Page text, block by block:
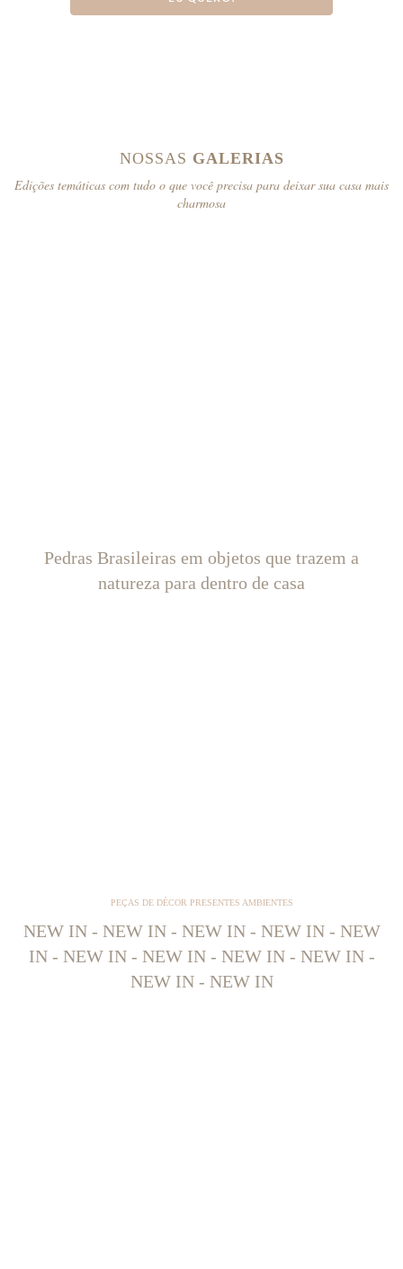
NOSSAS GALERIAS
Edições temáticas com tudo o que você precisa para deixar sua casa mais
charmosa
Pedras Brasileiras em objetos que trazem a
natureza para dentro de casa
PEÇAS DE DÉCOR PRESENTES AMBIENTES
NEW IN - NEW IN - NEW IN - NEW IN - NEW
IN - NEW IN - NEW IN - NEW IN - NEW IN -
NEW IN - NEW IN